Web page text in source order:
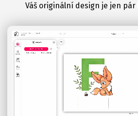
Váš originální design je jen